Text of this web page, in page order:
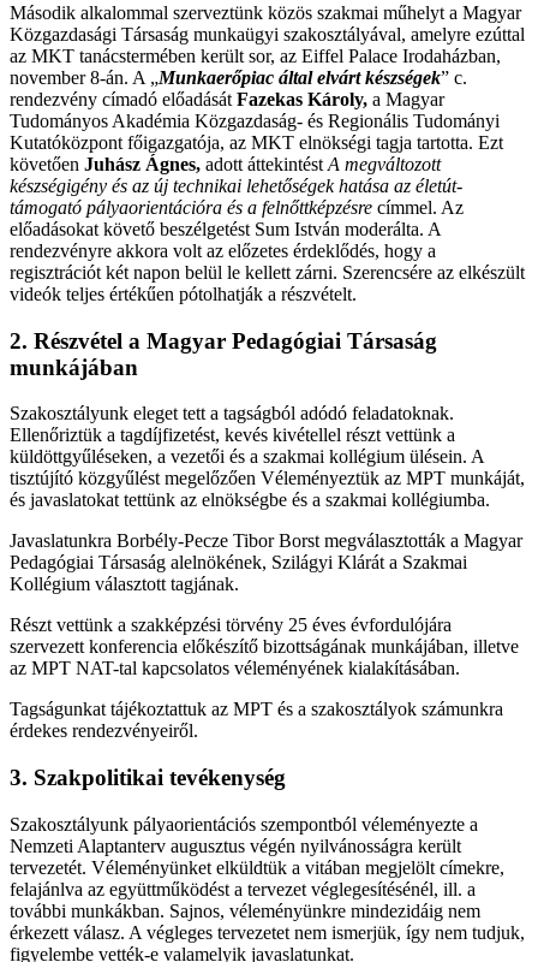
Második alkalommal szerveztünk közös szakmai műhelyt a Magyar
Közgazdasági Társaság munkaügyi szakosztályával, amelyre ezúttal
az MKT tanácstermében került sor, az Eiffel Palace Irodaházban,
november 8-án. A „Munkaerőpiac által elvárt készségek” c.
rendezvény címadó előadását Fazekas Károly, a Magyar
Tudományos Akadémia Közgazdaság- és Regionális Tudományi
Kutatóközpont főigazgatója, az MKT elnökségi tagja tartotta. Ezt
követően Juhász Ágnes, adott áttekintést A megváltozott
készségigény és az új technikai lehetőségek hatása az életút-
támogató pályaorientációra és a felnőttképzésre címmel. Az
előadásokat követő beszélgetést Sum István moderálta. A
rendezvényre akkora volt az előzetes érdeklődés, hogy a
regisztrációt két napon belül le kellett zárni. Szerencsére az elkészült
videók teljes értékűen pótolhatják a részvételt.
2. Részvétel a Magyar Pedagógiai Társaság
munkájában
Szakosztályunk eleget tett a tagságból adódó feladatoknak.
Ellenőriztük a tagdíjfizetést, kevés kivétellel részt vettünk a
küldöttgyűléseken, a vezetői és a szakmai kollégium ülésein. A
tisztújító közgyűlést megelőzően Véleményeztük az MPT munkáját,
és javaslatokat tettünk az elnökségbe és a szakmai kollégiumba.
Javaslatunkra Borbély-Pecze Tibor Borst megválasztották a Magyar
Pedagógiai Társaság alelnökének, Szilágyi Klárát a Szakmai
Kollégium választott tagjának.
Részt vettünk a szakképzési törvény 25 éves évfordulójára
szervezett konferencia előkészítő bizottságának munkájában, illetve
az MPT NAT-tal kapcsolatos véleményének kialakításában.
Tagságunkat tájékoztattuk az MPT és a szakosztályok számunkra
érdekes rendezvényeiről.
3. Szakpolitikai tevékenység
Szakosztályunk pályaorientációs szempontból véleményezte a
Nemzeti Alaptanterv augusztus végén nyilvánosságra került
tervezetét. Véleményünket elküldtük a vitában megjelölt címekre,
felajánlva az együttműködést a tervezet véglegesítésénél, ill. a
további munkákban. Sajnos, véleményünkre mindezidáig nem
érkezett válasz. A végleges tervezetet nem ismerjük, így nem tudjuk,
figyelembe vették-e valamelyik javaslatunkat.